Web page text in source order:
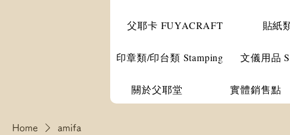
父耶卡 FUYACRAFT 貼紙
印章類/印台類 Stamping 文儀用品
關於父耶堂 實體銷售點
Home amifa